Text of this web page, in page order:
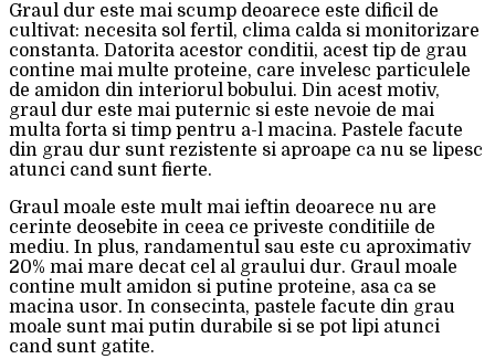
Graul dur este mai scump deoarece este dificil de
cultivat: necesita sol fertil, clima calda si monitorizare
constanta. Datorita acestor conditii, acest tip de grau
contine mai multe proteine, care invelesc particulele
de amidon din interiorul bobului. Din acest motiv,
graul dur este mai puternic si este nevoie de mai
multa forta si timp pentru a-l macina. Pastele facute
din grau dur sunt rezistente si aproape ca nu se lipesc
atunci cand sunt fierte.
Graul moale este mult mai ieftin deoarece nu are
cerinte deosebite in ceea ce priveste conditiile de
mediu. In plus, randamentul sau este cu aproximativ
20% mai mare decat cel al graului dur. Graul moale
contine mult amidon si putine proteine, asa ca se
macina usor. In consecinta, pastele facute din grau
moale sunt mai putin durabile si se pot lipi atunci
cand sunt gatite.